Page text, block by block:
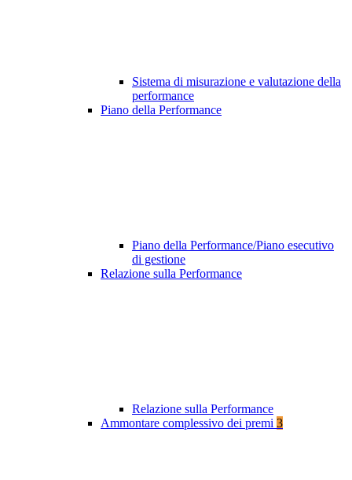
Sistema di misurazione e valutazione della
performance
Piano della Performance
Piano della Performance/Piano esecutivo
di gestione
Relazione sulla Performance
Relazione sulla Performance
Ammontare complessivo dei premi 3